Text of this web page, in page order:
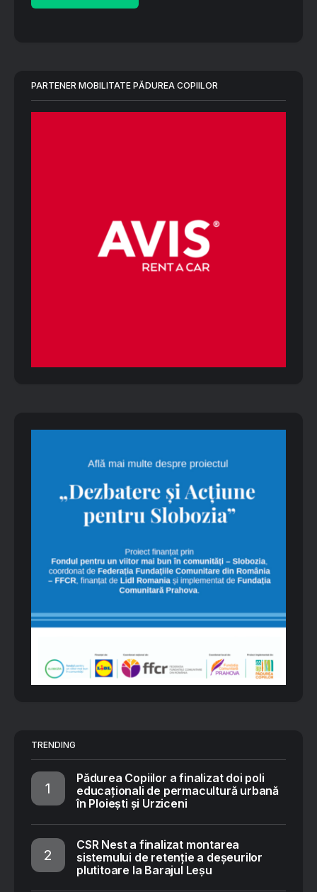
PARTENER MOBILITATE PĂDUREA COPIILOR
TRENDING
Pădurea Copiilor a finalizat doi poli
educaționali de permacultură urbană
în Ploiești și Urziceni
CSR Nest a finalizat montarea
sistemului de retenție a deșeurilor
plutitoare la Barajul Leșu